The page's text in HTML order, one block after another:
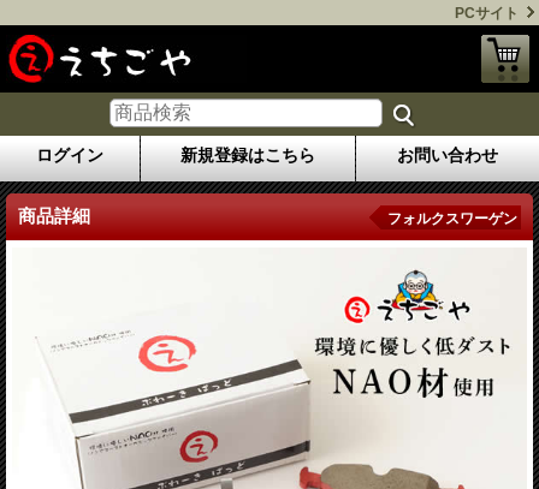
PCサイト
ログイン 新規登録はこちら お問い合わせ
商品詳細 フォルクスワーゲン